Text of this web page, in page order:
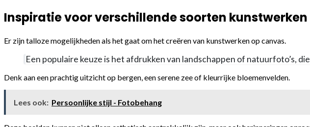
Inspiratie voor verschillende soorten kunstwerken
Er zijn talloze mogelijkheden als het gaat om het creëren van kunstwerken op canvas.
Een populaire keuze is het afdrukken van landschappen of natuurfoto’s,
Denk aan een prachtig uitzicht op bergen, een serene zee of kleurrijke bloemenvelden.
Lees ook: Persoonlijke stijl - Fotobehang